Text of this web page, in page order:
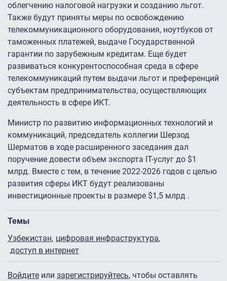
облегчению налоговой нагрузки и созданию льгот.
Также будут приняты меры по освобождению
телекоммуникационного оборудования, ноутбуков от
таможенных платежей, выдаче Государственной
гарантии по зарубежным кредитам. Еще будет
развиваться конкурентоспособная среда в сфере
телекоммуникаций путем выдачи льгот и преференций
субъектам предпринимательства, осуществляющих
деятельность в сфере ИКТ.
Министр по развитию информационных технологий и
коммуникаций, председатель коллегии Шерзод
Шерматов в ходе расширенного заседания дал
поручение довести объем экспорта IT-услуг до $1
млрд. Вместе с тем, в течение 2022-2026 годов с целью
развития сферы ИКТ будут реализованы
инвестиционные проекты в размере $1,5 млрд .
Темы
Узбекистан цифровая инфраструктура
доступ в интернет
Войдите или зарегистрируйтесь, чтобы оставлять